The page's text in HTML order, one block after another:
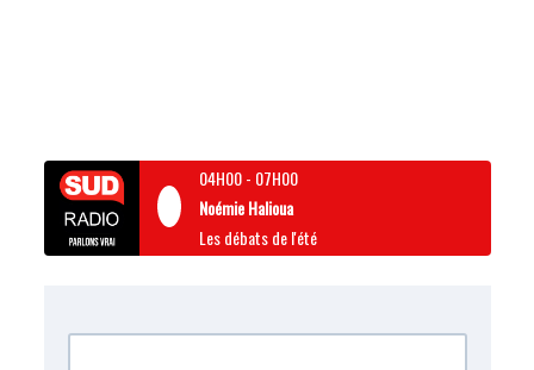
04H00- 07H00
Noémie Halioua
Les débats de l'été